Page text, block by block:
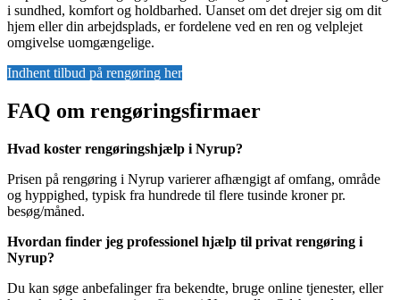
i sundhed, komfort og holdbarhed. Uanset om det drejer sig om dit
hjem eller din arbejdsplads, er fordelene ved en ren og velplejet
omgivelse uomgængelige.
Indhent tilbud på rengøring her
FAQ om rengøringsfirmaer
Hvad koster rengøringshjælp i Nyrup?
Prisen på rengøring i Nyrup varierer afhængigt af omfang, område
og hyppighed, typisk fra hundrede til flere tusinde kroner pr.
besøg/måned.
Hvordan finder jeg professionel hjælp til privat rengøring i
Nyrup?
Du kan søge anbefalinger fra bekendte, bruge online tjenester, eller